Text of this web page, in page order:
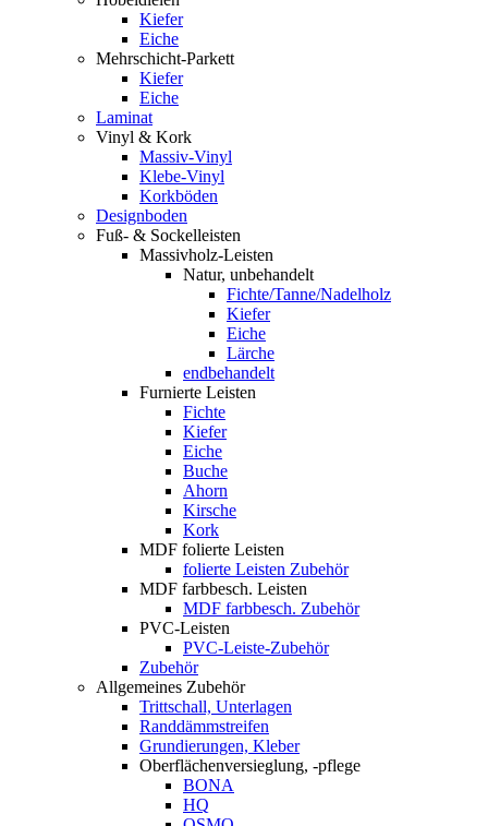
Kiefer
Eiche
Mehrschicht-Parkett
Kiefer
Eiche
Laminat
Vinyl & Kork
Massiv-Vinyl
Klebe-Vinyl
Korkböden
Designboden
Fuß- & Sockelleisten
Massivholz-Leisten
Natur, unbehandelt
Fichte/Tanne/Nadelholz
Kiefer
Eiche
Lärche
endbehandelt
Furnierte Leisten
Fichte
Kiefer
Eiche
Buche
Ahorn
Kirsche
Kork
MDF folierte Leisten
folierte Leisten Zubehör
MDF farbbesch. Leisten
MDF farbbesch. Zubehör
PVC-Leisten
PVC-Leiste-Zubehör
Zubehör
Allgemeines Zubehör
Trittschall, Unterlagen
Randdämmstreifen
Grundierungen, Kleber
Oberflächenversieglung, -pflege
BONA
HQ